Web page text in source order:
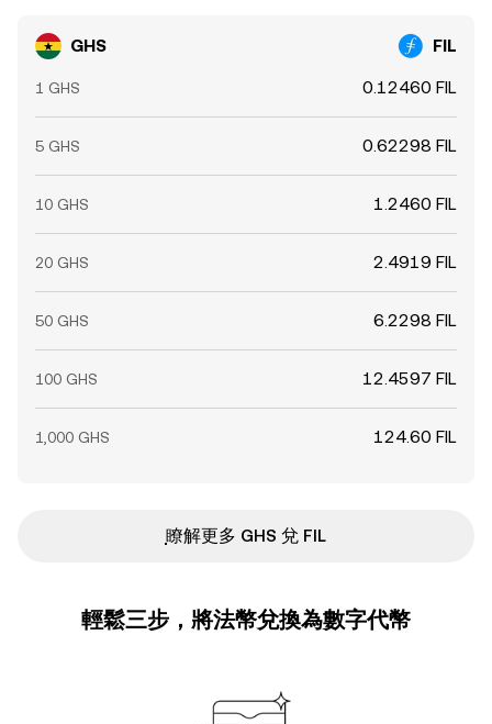
GHS FIL
1 GHS 0.12460 FIL
5 GHS 0.62298 FIL
10 GHS 1.2460 FIL
20 GHS 2.4919 FIL
50 GHS 6.2298 FIL
100 GHS 12.4597 FIL
1,000 GHS 124.60 FIL
ִִִִִִִִִִִִִִִִִִִִִִִִִִִִִִִִִִִִִִִִִִִִִִִ瞭解更多 GHS 兌 FIL
輕鬆三步，將法幣兌換為數字代幣